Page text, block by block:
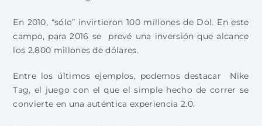
En 2010, “sólo” invirtieron 100 millones de Dol. En este
campo, para 2016 se prevé una inversión que alcance
los 2.800 millones de dólares.
Entre los últimos ejemplos, podemos destacar Nike
Tag, el juego con el que el simple hecho de correr se
convierte en una auténtica experiencia 2.0.